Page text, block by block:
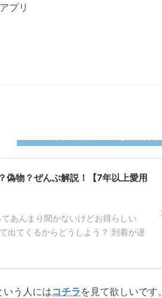
プリ
偽物？ぜんぶ解説！【7年以上愛用
あんまり聞かないけどお得らしい
てくるからどうしよう？ 到着が遅
う人にはコチラ を見て欲しいです。